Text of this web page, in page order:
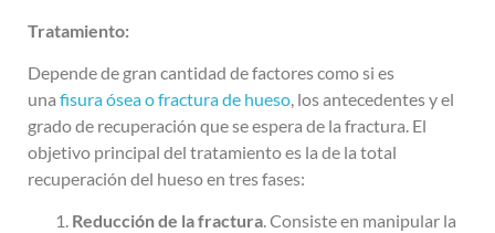
Tratamiento:
Depende de gran cantidad de factores como si es
una fisura ósea o fractura de hueso, los antecedentes y el
grado de recuperación que se espera de la fractura. El
objetivo principal del tratamiento es la de la total
recuperación del hueso en tres fases:
Reducción de la fractura. Consiste en manipular la